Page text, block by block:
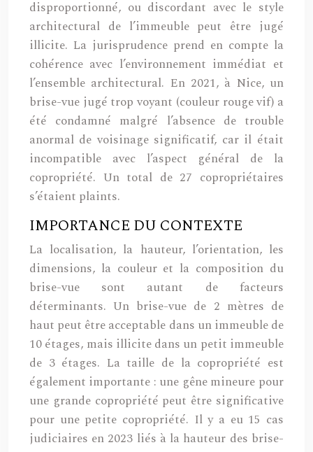
disproportionné, ou discordant avec le style
architectural de l’immeuble peut être jugé
illicite. La jurisprudence prend en compte la
cohérence avec l’environnement immédiat et
l’ensemble architectural. En 2021, à Nice, un
brise-vue jugé trop voyant (couleur rouge vif) a
été condamné malgré l’absence de trouble
anormal de voisinage significatif, car il était
incompatible avec l’aspect général de la
copropriété. Un total de 27 copropriétaires
s’étaient plaints.
IMPORTANCE DU CONTEXTE
La localisation, la hauteur, l’orientation, les
dimensions, la couleur et la composition du
brise-vue sont autant de facteurs
déterminants. Un brise-vue de 2 mètres de
haut peut être acceptable dans un immeuble de
10 étages, mais illicite dans un petit immeuble
de 3 étages. La taille de la copropriété est
également importante : une gêne mineure pour
une grande copropriété peut être significative
pour une petite copropriété. Il y a eu 15 cas
judiciaires en 2023 liés à la hauteur des brise-